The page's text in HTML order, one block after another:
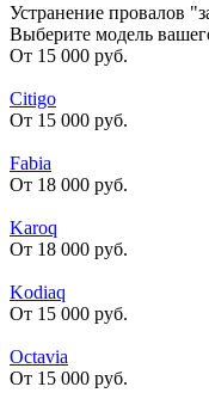
Устранение провалов
Выберите модель
От 15 000 руб.
Citigo
От 15 000 руб.
Fabia
От 18 000 руб.
Karoq
От 18 000 руб.
Kodiaq
От 15 000 руб.
Octavia
От 15 000 руб.